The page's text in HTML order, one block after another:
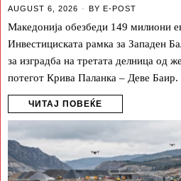
AUGUST 6, 2026 BY E-POST
Македонија обезбеди 149 милиони
Инвестициската рамка за Западен
за изградба на третата делница од
потегот Крива Паланка – Деве Баир.
ЧИТАЈ ПОВЕЌЕ